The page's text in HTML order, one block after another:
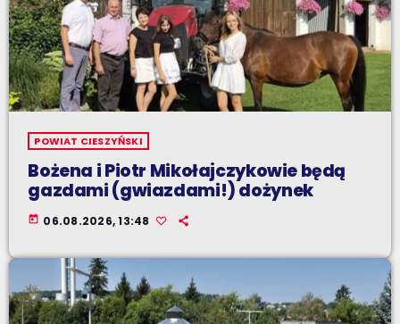
POWIAT CIESZYŃSKI
Bożena i Piotr Mikołajczykowie będą
gazdami (gwiazdami!) dożynek
today 06.08.2026, 13:48